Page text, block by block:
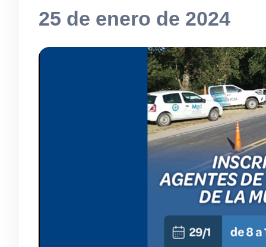
25 de enero de 2024